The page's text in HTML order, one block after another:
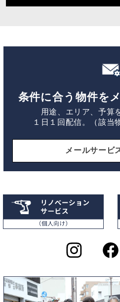
条件に合う物件を
用途、エリア、予算
１日１回配信。（該当
メールサービ